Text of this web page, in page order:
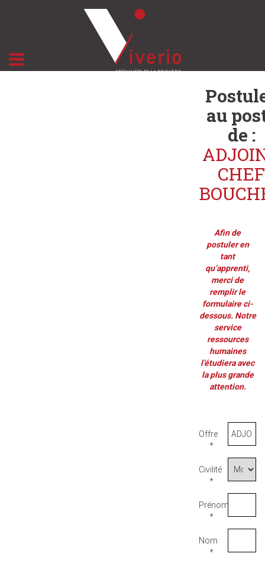
au
de :
CHEF
Afin de
postuler en
tant
qu’apprenti,
merci de
remplir le
formulaire ci-
dessous. Notre
service
ressources
humaines
l’étudiera avec
la plus grande
attention.
Offre
*
Civilité
*
Prénom
*
Nom
*